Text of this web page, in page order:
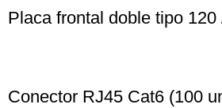
Placa frontal doble tipo
Conector RJ45 Cat6 (100